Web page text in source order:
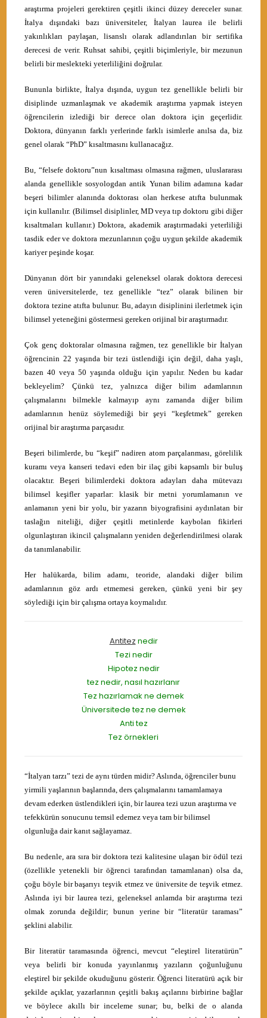
araştırma projeleri gerektiren çeşitli ikinci düzey dereceler sunar.
İtalya dışındaki bazı üniversiteler, İtalyan laurea ile belirli
yakınlıkları paylaşan, lisanslı olarak adlandırılan bir sertifika
derecesi de verir. Ruhsat sahibi, çeşitli biçimleriyle, bir mezunun
belirli bir meslekteki yeterliliğini doğrular.
Bununla birlikte, İtalya dışında, uygun tez genellikle belirli bir
disiplinde uzmanlaşmak ve akademik araştırma yapmak isteyen
öğrencilerin izlediği bir derece olan doktora için geçerlidir.
Doktora, dünyanın farklı yerlerinde farklı isimlerle anılsa da, biz
genel olarak “PhD” kısaltmasını kullanacağız.
Bu, “felsefe doktoru”nun kısaltması olmasına rağmen, uluslararası
alanda genellikle sosyologdan antik Yunan bilim adamına kadar
beşeri bilimler alanında doktorası olan herkese atıfta bulunmak
için kullanılır. (Bilimsel disiplinler, MD veya tıp doktoru gibi diğer
kısaltmaları kullanır.) Doktora, akademik araştırmadaki yeterliliği
tasdik eder ve doktora mezunlarının çoğu uygun şekilde akademik
kariyer peşinde koşar.
Dünyanın dört bir yanındaki geleneksel olarak doktora derecesi
veren üniversitelerde, tez genellikle “tez” olarak bilinen bir
doktora tezine atıfta bulunur. Bu, adayın disiplinini ilerletmek için
bilimsel yeteneğini göstermesi gereken orijinal bir araştırmadır.
Çok genç doktoralar olmasına rağmen, tez genellikle bir İtalyan
öğrencinin 22 yaşında bir tezi üstlendiği için değil, daha yaşlı,
bazen 40 veya 50 yaşında olduğu için yapılır. Neden bu kadar
bekleyelim? Çünkü tez, yalnızca diğer bilim adamlarının
çalışmalarını bilmekle kalmayıp aynı zamanda diğer bilim
adamlarının henüz söylemediği bir şeyi “keşfetmek” gereken
orijinal bir araştırma parçasıdır.
Beşeri bilimlerde, bu “keşif” nadiren atom parçalanması, görelilik
kuramı veya kanseri tedavi eden bir ilaç gibi kapsamlı bir buluş
olacaktır. Beşeri bilimlerdeki doktora adayları daha mütevazı
bilimsel keşifler yaparlar: klasik bir metni yorumlamanın ve
anlamanın yeni bir yolu, bir yazarın biyografisini aydınlatan bir
taslağın niteliği, diğer çeşitli metinlerde kaybolan fikirleri
olgunlaştıran ikincil çalışmaların yeniden değerlendirilmesi olarak
da tanımlanabilir.
Her halükarda, bilim adamı, teoride, alandaki diğer bilim
adamlarının göz ardı etmemesi gereken, çünkü yeni bir şey
söylediği için bir çalışma ortaya koymalıdır.
Antitez nedir
Tezi nedir
Hipotez nedir
tez nedir, nasıl hazırlanır
Tez hazırlamak ne demek
Üniversitede tez ne demek
Anti tez
Tez örnekleri
“İtalyan tarzı” tezi de aynı türden midir? Aslında, öğrenciler bunu
yirmili yaşlarının başlarında, ders çalışmalarını tamamlamaya
devam ederken üstlendikleri için, bir laurea tezi uzun araştırma ve
tefekkürün sonucunu temsil edemez veya tam bir bilimsel
olgunluğa dair kanıt sağlayamaz.
Bu nedenle, ara sıra bir doktora tezi kalitesine ulaşan bir ödül tezi
(özellikle yetenekli bir öğrenci tarafından tamamlanan) olsa da,
çoğu böyle bir başarıyı teşvik etmez ve üniversite de teşvik etmez.
Aslında iyi bir laurea tezi, geleneksel anlamda bir araştırma tezi
olmak zorunda değildir; bunun yerine bir “literatür taraması”
şeklini alabilir.
Bir literatür taramasında öğrenci, mevcut “eleştirel literatürün”
veya belirli bir konuda yayınlanmış yazıların çoğunluğunu
eleştirel bir şekilde okuduğunu gösterir. Öğrenci literatürü açık bir
şekilde açıklar, yazarlarının çeşitli bakış açılarını birbirine bağlar
ve böylece akıllı bir inceleme sunar; bu, belki de o alanda